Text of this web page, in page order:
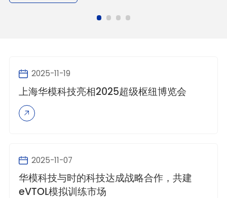
2025-11-19
上海华模科技亮相2025超级枢纽博览会
2025-11-07
华模科技与时的科技达成战略合作，共建
eVTOL模拟训练市场